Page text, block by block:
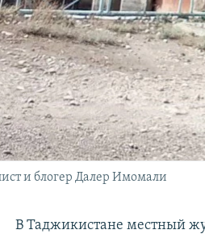
и блогер Далер Имомали
В Таджикистане местный